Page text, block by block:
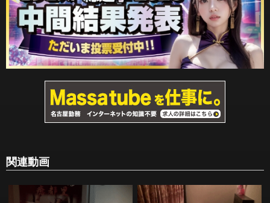
関連動画